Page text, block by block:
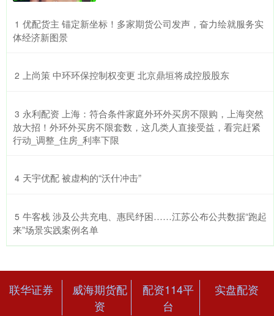
1 ​优配货主 锚定新坐标！多家期货公司发声，奋力绘就服务实
体经济新图景
2 ​上尚策 中环环保控制权变更 北京鼎垣将成控股股东
3 ​永利配资 上海：符合条件家庭外环外买房不限购，上海突然
放大招！外环外买房不限套数，这几类人直接受益，看完赶紧
行动_调整_住房_利率下限
4 ​天宇优配 被虚构的“沃什冲击”
5 ​牛客栈 涉及公共充电、惠民纾困……江苏公布公共数据“跑起
来”场景实践案例名单
联华证券
威海期货配
资
配资114平
台
实盘配资